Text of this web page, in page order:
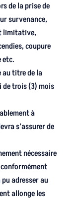
de la prise de
survenance,
limitative,
coupure
etc.
au titre de la
de trois (3) mois
à
s’assurer de
nécessaire
adresser au
allonge les